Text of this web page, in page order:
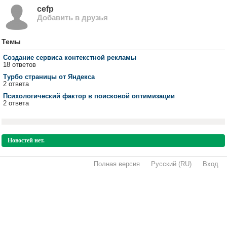
cefp
Добавить в друзья
Темы
Создание сервиса контекстной рекламы
18 ответов
Турбо страницы от Яндекса
2 ответа
Психологический фактор в поисковой оптимизации
2 ответа
Новостей нет.
Полная версия Русский (RU) Вход